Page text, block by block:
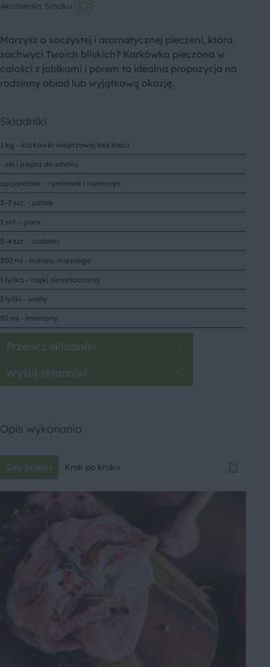
Akademia Smaku
Marzysz o soczystej i aromatycznej pieczeni, która
zachwyci Twoich bliskich? Karkówka pieczona w
całości z jabłkami i porem to idealna propozycja na
rodzinny obiad lub wyjątkową okazję.
Składniki
1 kg - karkówki wieprzowej bez kości
- sól i pieprz do smaku
opcjonalnie: - tymianek i rozmaryn
2–3 szt. - jabłek
1 szt. - pora
3–4 szt. - szalotki
200 ml - bulionu mięsnego
1 łyżka - mąki ziemniaczanej
3 łyżki - wody
50 ml - śmietany
Przelicz składniki
Wyślij składniki
Opis wykonania
Cały przepis Krok po kroku